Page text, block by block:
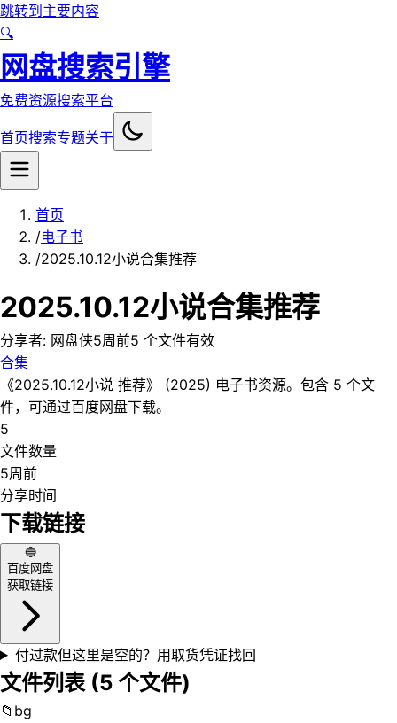
跳转到主要内容
🔍
网盘搜索引擎
免费资源搜索平台
首页搜索专题关于
首页
/电子书
/️2025.10.12小说合集推荐
️2025.10.12小说合集推荐
分享者: 网盘侠5周前5 个文件有效
合集
《️2025.10.12小说 推荐》 (2025) 电子书资源。包含 5 个文
件，可通过百度网盘下载。
5
文件数量
5周前
分享时间
下载链接
🔵
百度网盘
获取链接
付过款但这里是空的？用取货凭证找回
文件列表 (5 个文件)
📁 bg